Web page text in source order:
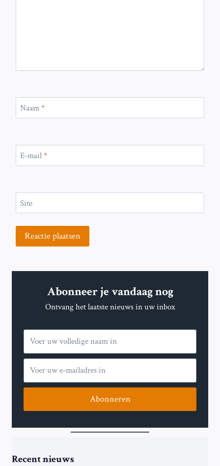
Naam*
E-mail*
Site
Abonneer je vandaag nog
Ontvang het laatste nieuws in uw inbox
Abonneren
Recent nieuws